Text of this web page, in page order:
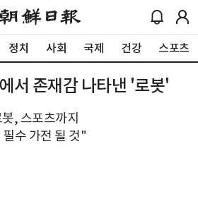
정치 사회 국제 건강 스포츠
서 존재감 나타낸 '로봇'
, 스포츠까지
수 가전 될 것"